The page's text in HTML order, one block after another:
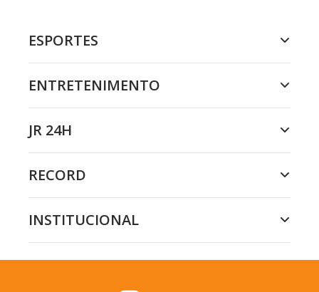
ESPORTES
ENTRETENIMENTO
JR 24H
RECORD
INSTITUCIONAL